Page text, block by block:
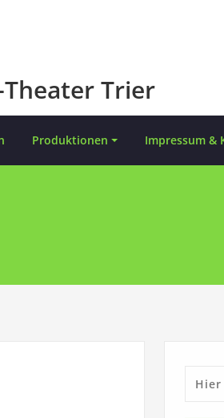
Theater Trier
Produktionen Impressum &